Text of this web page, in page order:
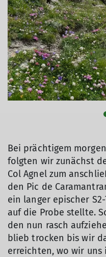
Bei prächtigem
folgten wir zunächst
Col Agnel zum
den Pic de
ein langer epischer
auf die Probe stellte.
den nun rasch
blieb trocken bis wir
erreichten, wo wir uns